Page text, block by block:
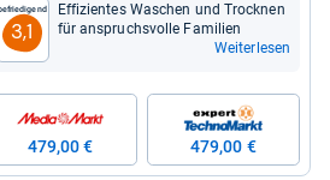
Befriedigend
3,1
Effi­zi­en­tes Waschen und Trock­nen
für anspruchs­volle Fami­lien
Weiterlesen
479,00 € 479,00 €